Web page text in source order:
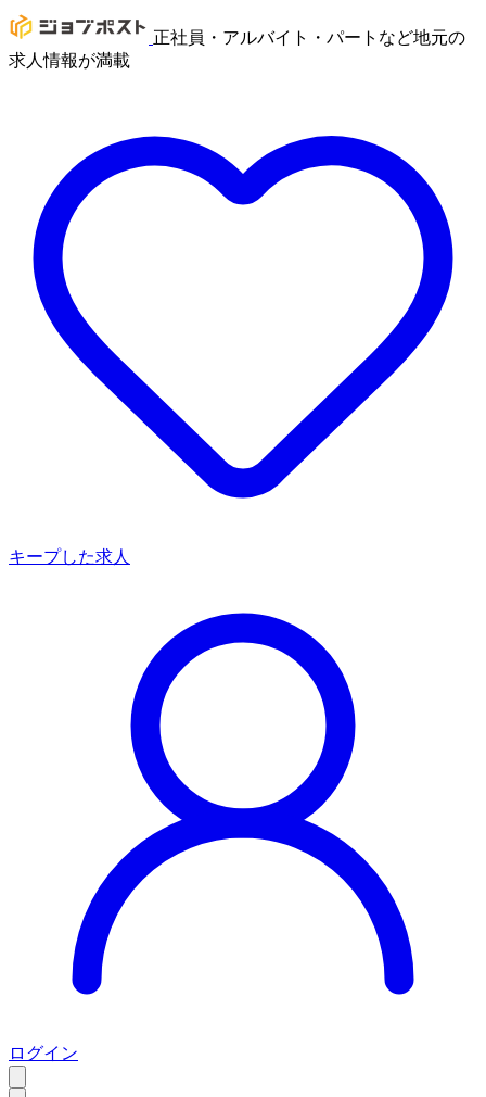
正社員・アルバイト・パートなど地元の
求人情報が満載
キープした求人
ログイン